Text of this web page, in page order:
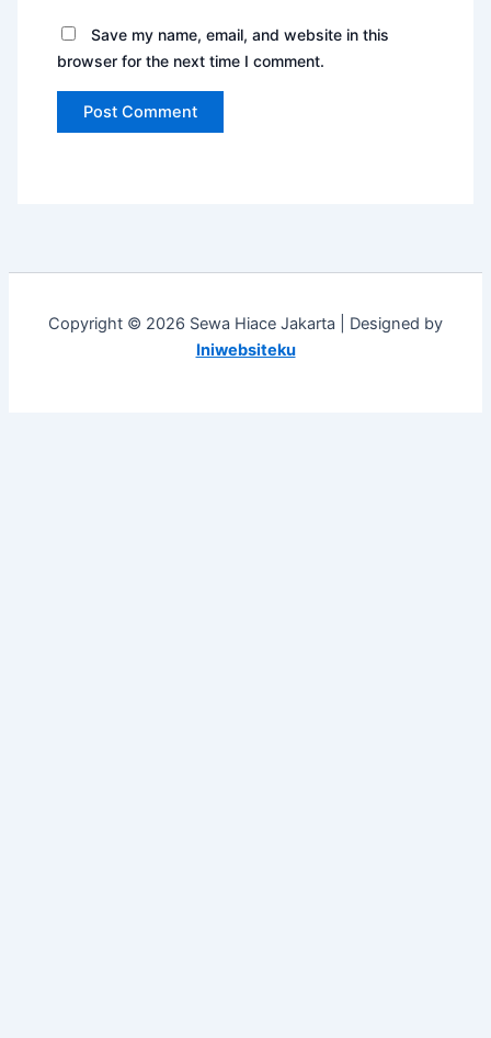
Save my name, email, and website in this
browser for the next time I comment.
Copyright © 2026 Sewa Hiace Jakarta | Designed by
Iniwebsiteku